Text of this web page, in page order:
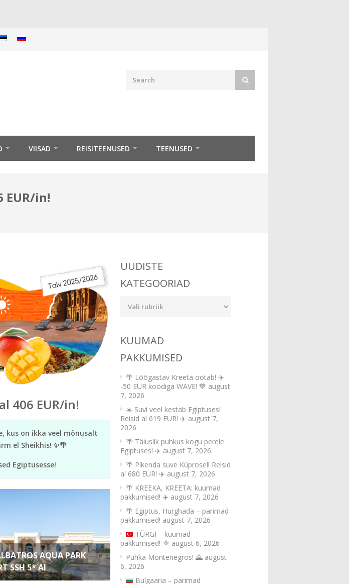
VIISAD REISITEENUSED TEENUSED
EUR/in!
406 EUR/in!
kus on ikka veel mõnusalt
el Sheikhis! ✨🌴
Egiptusesse!
AQUA PARK
SSH 5* AI
UUDISTE
KATEGOORIAD
KUUMAD
PAKKUMISED
🌴 Lõõgastav Kreeta ootab! ✈️
-50 EUR koodiga WAVE! 💙 august
7, 2026
☀️ Suvi veel kestab Egiptuses!
Reisid al 619 EUR! ✈️ august 7,
2026
🌴 Täiuslik puhkus kogu perele
Egiptuses! ✈️ august 7, 2026
🌴 Pikenda suve Küprosel! Reisid
al 680 EUR! ✈️ august 7, 2026
🌴 KREEKA, KREETA: kuumad
pakkumised! ✈️ august 7, 2026
🌴 Egiptus, Hurghada – parimad
pakkumised! august 7, 2026
TÜRGI – kuumad
pakkumised! 🌞 august 6, 2026
Puhka Montenegros! 🌄 august
6, 2026
Bulgaaria – parimad